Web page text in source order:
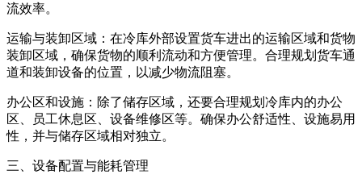
流效率。
运输与装卸区域：在冷库外部设置货车进出的运输区域和货物
装卸区域，确保货物的顺利流动和方便管理。合理规划货车通
道和装卸设备的位置，以减少物流阻塞。
办公区和设施：除了储存区域，还要合理规划冷库内的办公
区、员工休息区、设备维修区等。确保办公舒适性、设施易用
性，并与储存区域相对独立。
三、设备配置与能耗管理